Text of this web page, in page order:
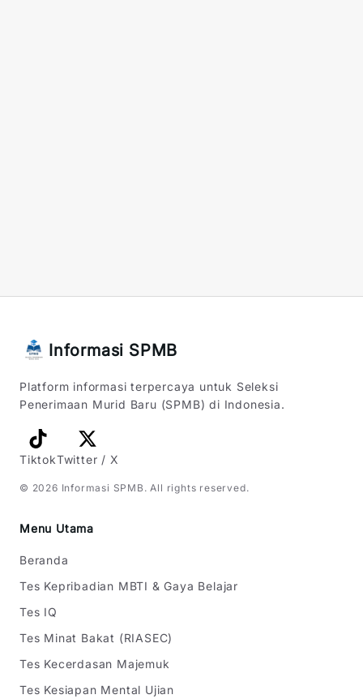
Informasi SPMB
Platform informasi terpercaya untuk Seleksi
Penerimaan Murid Baru (SPMB) di Indonesia.
TiktokTwitter / X
© 2026 Informasi SPMB . All rights reserved.
Menu Utama
Beranda
Tes Kepribadian MBTI & Gaya Belajar
Tes IQ
Tes Minat Bakat (RIASEC)
Tes Kecerdasan Majemuk
Tes Kesiapan Mental Ujian